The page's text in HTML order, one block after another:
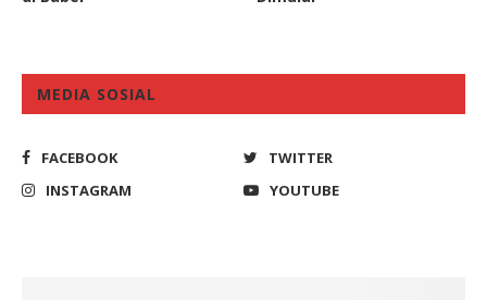
MEDIA SOSIAL
FACEBOOK
TWITTER
INSTAGRAM
YOUTUBE